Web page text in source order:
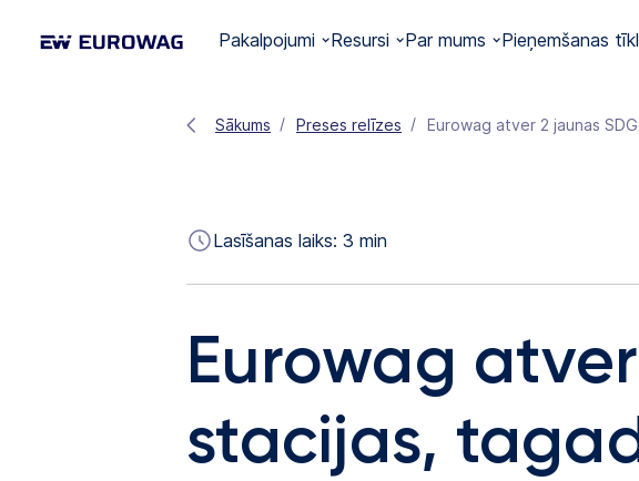
Pakalpojumi Resursi Par mums Pieņemšanas
Sākums Preses relīzes Eurowag atver 2 jaunas
Lasīšanas laiks: 3 min
Eurowag
stacijas,